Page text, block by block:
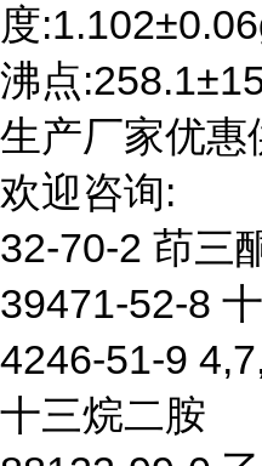
度
沸点
生产厂家优惠
欢迎咨询:
32-70-2 茚三
39471-52-8
4246-51-9
十三烷二胺